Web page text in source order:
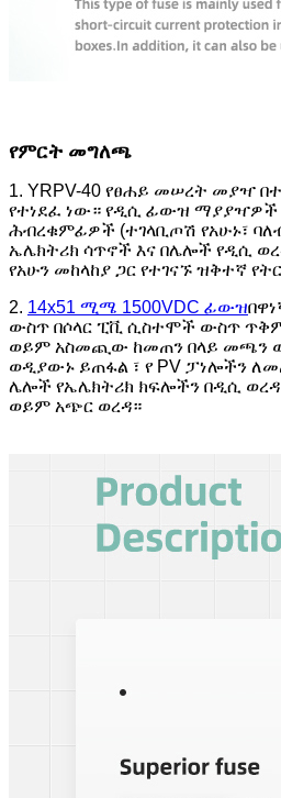
የምርት መግለጫ
1. YRPV-40 የፀሐይ መሠረት መያዣ
የተነደፈ ነው። የዲሲ ፊውዝ ማያያዣዎች
ሕብረቁምፊዎች (ተገላቢጦሽ የአሁኑ፣
ኤሌክትሪክ ሳጥኖች እና በሌሎች የዲሲ
የአሁን መከላከያ ጋር የተገናኙ ዝቅተኛ
2. 14x51 ሚሜ 1500VDC ፊውዝ
ውስጥ በሶላር ፒቪ ሲስተሞች ውስጥ ጥቅም
ወይም አስመጪው ከመጠን በላይ መጫን
ወዲያውኑ ይጠፋል ፣ የ PV ፓነሎችን
ሌሎች የኤሌክትሪክ ክፍሎችን በዲሲ
ወይም አጭር ወረዳ።